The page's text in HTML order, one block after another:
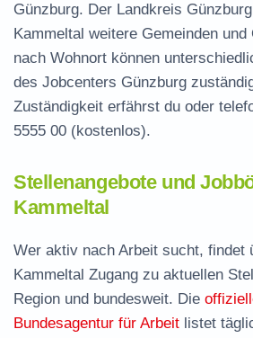
Günzburg. Der Landkreis
Kammeltal weitere Gemeinden
nach Wohnort können
des Jobcenters Günzburg
Zuständigkeit erfährst du oder
5555 00 (kostenlos).
Stellenangebote und
Kammeltal
Wer aktiv nach Arbeit sucht, findet
Kammeltal Zugang zu aktuellen
Region und bundesweit. Die
Bundesagentur für Arbeit listet